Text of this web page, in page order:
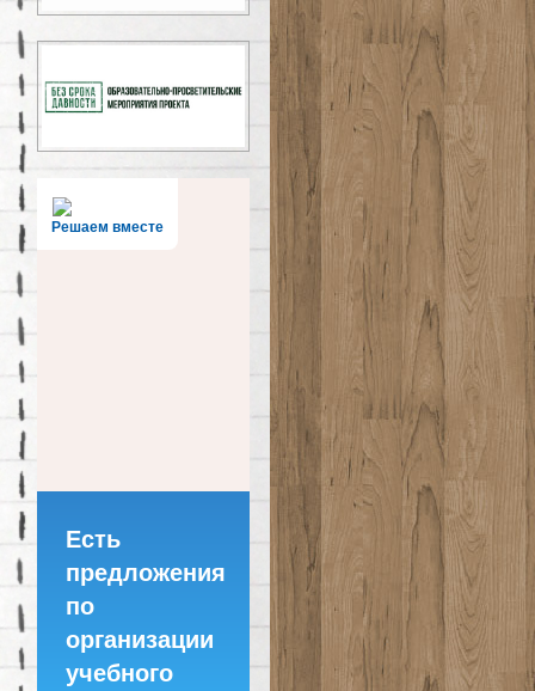
Решаем вместе
Есть
предложения
по
организации
учебного